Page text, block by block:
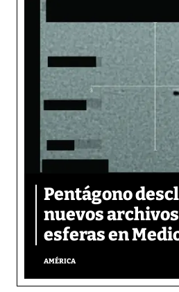
Pentágono
nuevos
esferas en
AMÉRICA